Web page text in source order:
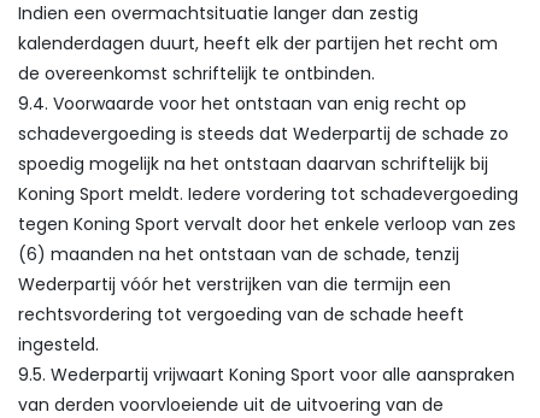
Indien een overmachtsituatie langer dan zestig
kalenderdagen duurt, heeft elk der partijen het recht om
de overeenkomst schriftelijk te ontbinden.
9.4. Voorwaarde voor het ontstaan van enig recht op
schadevergoeding is steeds dat Wederpartij de schade zo
spoedig mogelijk na het ontstaan daarvan schriftelijk bij
Koning Sport meldt. Iedere vordering tot schadevergoeding
tegen Koning Sport vervalt door het enkele verloop van zes
(6) maanden na het ontstaan van de schade, tenzij
Wederpartij vóór het verstrijken van die termijn een
rechtsvordering tot vergoeding van de schade heeft
ingesteld.
9.5. Wederpartij vrijwaart Koning Sport voor alle aanspraken
van derden voorvloeiende uit de uitvoering van de